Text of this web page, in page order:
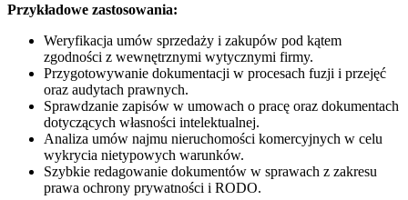
Przykładowe zastosowania:
Weryfikacja umów sprzedaży i zakupów pod kątem
zgodności z wewnętrznymi wytycznymi firmy.
Przygotowywanie dokumentacji w procesach fuzji i przejęć
oraz audytach prawnych.
Sprawdzanie zapisów w umowach o pracę oraz dokumentach
dotyczących własności intelektualnej.
Analiza umów najmu nieruchomości komercyjnych w celu
wykrycia nietypowych warunków.
Szybkie redagowanie dokumentów w sprawach z zakresu
prawa ochrony prywatności i RODO.